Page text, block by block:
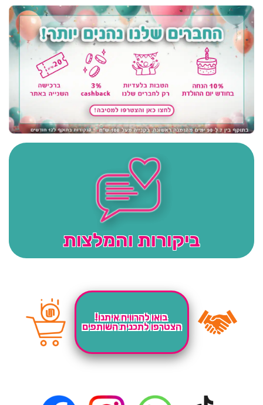
ביקורות והמלצות
בואו להרוויח איתנו!
הצטרפו לתכנית השותפים